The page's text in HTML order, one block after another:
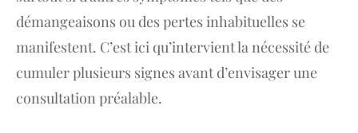
démangeaisons ou des pertes inhabituelles se
manifestent. C’est ici qu’intervient la nécessité de
cumuler plusieurs signes avant d’envisager une
consultation préalable.